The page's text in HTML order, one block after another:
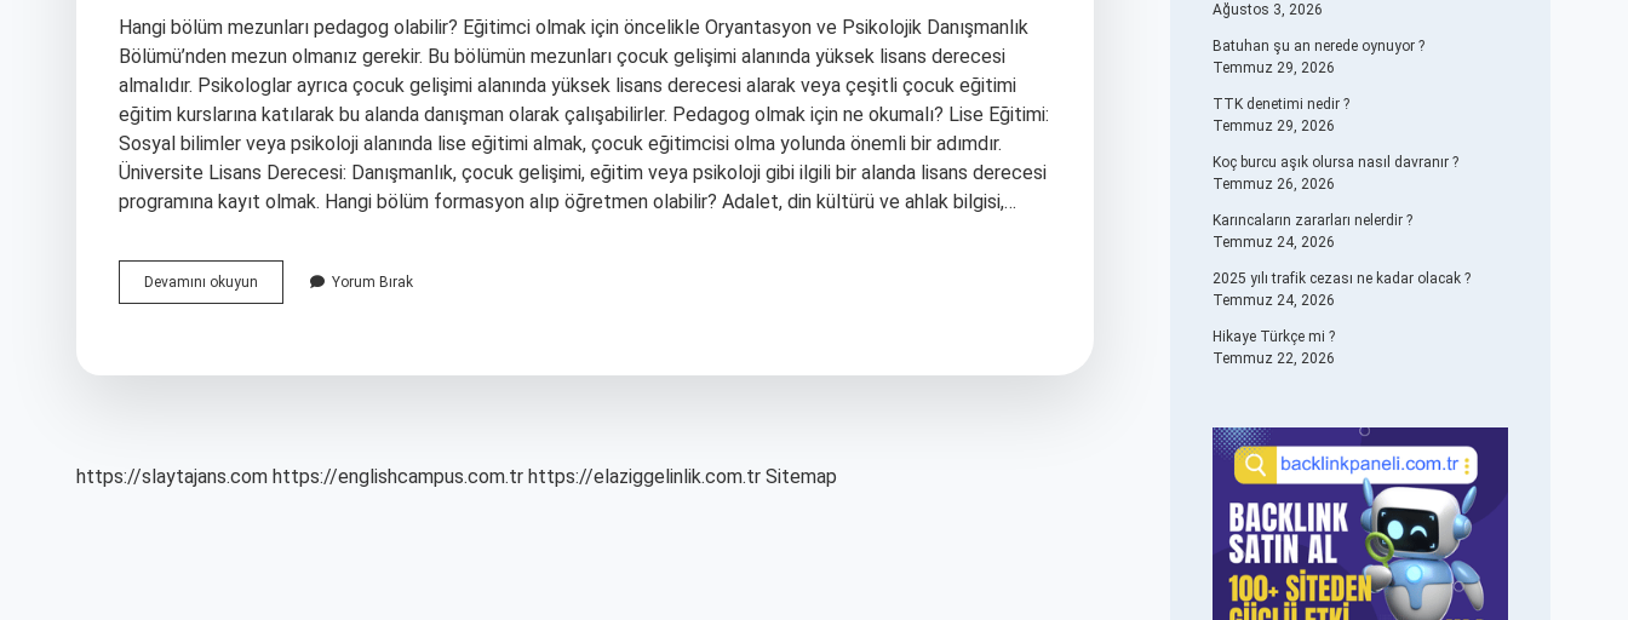
Hangi bölüm mezunları pedagog olabilir? Eğitimci olmak için öncelikle Oryantasyon ve Psikolojik Danışmanlık
Bölümü’nden mezun olmanız gerekir. Bu bölümün mezunları çocuk gelişimi alanında yüksek lisans derecesi
almalıdır. Psikologlar ayrıca çocuk gelişimi alanında yüksek lisans derecesi alarak veya çeşitli çocuk eğitimi
eğitim kurslarına katılarak bu alanda danışman olarak çalışabilirler. Pedagog olmak için ne okumalı? Lise Eğitimi:
Sosyal bilimler veya psikoloji alanında lise eğitimi almak, çocuk eğitimcisi olma yolunda önemli bir adımdır.
Üniversite Lisans Derecesi: Danışmanlık, çocuk gelişimi, eğitim veya psikoloji gibi ilgili bir alanda lisans derecesi
programına kayıt olmak. Hangi bölüm formasyon alıp öğretmen olabilir? Adalet, din kültürü ve ahlak bilgisi,…
Devamını okuyun Pedagojik
Formasyonla
Yorum Bırak
https://slaytajans.com https://englishcampus.com.tr https://elaziggelinlik.com.tr Sitemap
Ağustos 3, 2026
Batuhan şu an nerede oynuyor ?
Temmuz 29, 2026
TTK denetimi nedir ?
Temmuz 29, 2026
Koç burcu aşık olursa nasıl davranır ?
Temmuz 26, 2026
Karıncaların zararları nelerdir ?
Temmuz 24, 2026
2025 yılı trafik cezası ne kadar olacak ?
Temmuz 24, 2026
Hikaye Türkçe mi ?
Temmuz 22, 2026